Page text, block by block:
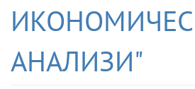
АНАЛИЗИ"